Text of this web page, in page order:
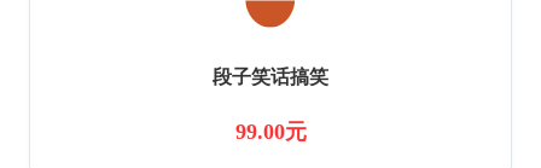
段子笑话搞笑
99.00元